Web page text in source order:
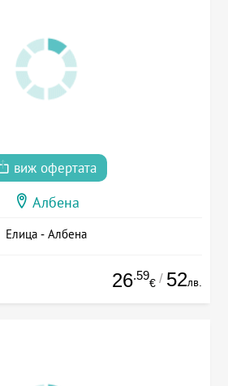
виж офертата
Албена
Елица - Албена
26.59
€ / 52лв.